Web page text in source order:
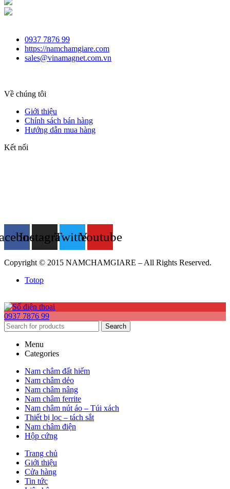
0937 7876 99
https://namchamgiare.com
sales@vinamagnet.com.vn
Về chúng tôi
Giới thiệu
Chính sách bán hàng
Hướng dẫn mua hàng
Kết nối
InstagramTwitterYoutube
Copyright © 2015 NAMCHAMGIARE – All Rights Reserved.
Totop
0937 7876 99
Search
Menu
Categories
Nam châm đất hiếm
Nam châm dẻo
Nam châm nâng
Nam châm ferrite
Nam châm nút áo – Túi xách
Thiết bị lọc – tách sắt
Nam châm điện
Hộp cứng
Trang chủ
Giới thiệu
Cửa hàng
Tin tức